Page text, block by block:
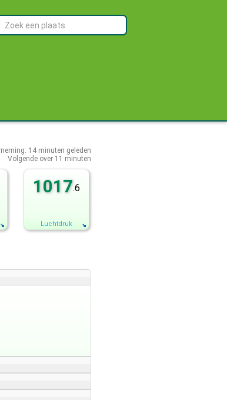
14minuten geleden
Volgende over 11 minuten
1017.6
Luchtdruk